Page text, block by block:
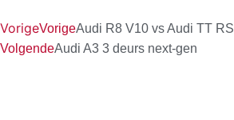
VorigeVorigeAudi R8 V10 vs Audi TT RS
VolgendeAudi A3 3 deurs next-gen